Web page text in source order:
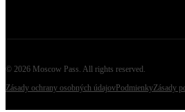
© 2026 Moscow Pass . All rights reserved.
Zásady ochrany osobných údajovPodmienkyZásady